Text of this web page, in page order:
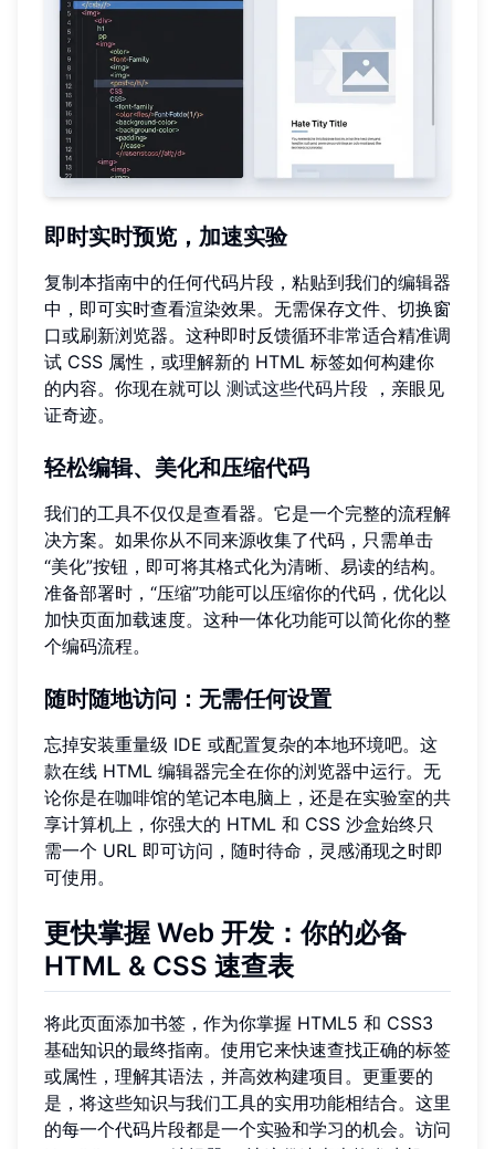
即时实时预览，加速实验
复制本指南中的任何代码片段，粘贴到我们的编辑器
中，即可实时查看渲染效果。无需保存文件、切换窗
口或刷新浏览器。这种即时反馈循环非常适合精准调
试 CSS 属性，或理解新的 HTML 标签如何构建你
的内容。你现在就可以 测试这些代码片段 ，亲眼见
证奇迹。
轻松编辑、美化和压缩代码
我们的工具不仅仅是查看器。它是一个完整的流程解
决方案。如果你从不同来源收集了代码，只需单击
“美化”按钮，即可将其格式化为清晰、易读的结构。
准备部署时，“压缩”功能可以压缩你的代码，优化以
加快页面加载速度。这种一体化功能可以简化你的整
个编码流程。
随时随地访问：无需任何设置
忘掉安装重量级 IDE 或配置复杂的本地环境吧。这
款在线 HTML 编辑器完全在你的浏览器中运行。无
论你是在咖啡馆的笔记本电脑上，还是在实验室的共
享计算机上，你强大的 HTML 和 CSS 沙盒始终只
需一个 URL 即可访问，随时待命，灵感涌现之时即
可使用。
更快掌握 Web 开发：你的必备
HTML & CSS 速查表
将此页面添加书签，作为你掌握 HTML5 和 CSS3
基础知识的最终指南。使用它来快速查找正确的标签
或属性，理解其语法，并高效构建项目。更重要的
是，将这些知识与我们工具的实用功能相结合。这里
的每一个代码片段都是一个实验和学习的机会。访问